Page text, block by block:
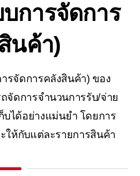
การจัดการ
นค้า)
รจัดการคลังสินค้า) ของ
จัดการจำนวนการรับ/จ่าย
บได้อย่างแม่นยำ โดยการ
ให้กับแต่ละรายการสินค้า